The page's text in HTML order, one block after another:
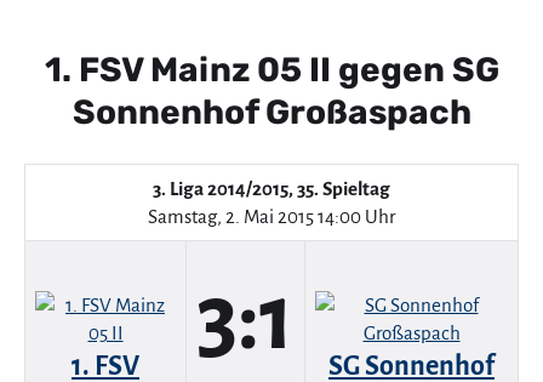
1. FSV Mainz 05 II gegen SG
Sonnenhof Großaspach
3. Liga 2014/2015, 35. Spieltag
Samstag, 2. Mai 2015 14:00 Uhr
1. FSV
3:1
SG Sonnenhof